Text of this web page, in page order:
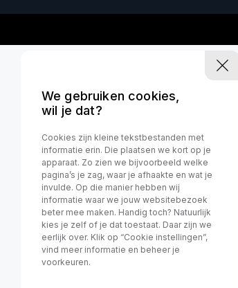
We gebruiken cookies,
wil je dat?
Cookies zijn kleine tekstbestanden met
informatie erin. Die plaatsen we kort op je
apparaat. Zo zien we bijvoorbeeld welke
pagina’s je zag, waar je afhaakte en wat je
invulde. Op die manier hebben wij
informatie waar we jouw websitebezoek
beter mee maken. Handig toch? Natuurlijk
kies je zelf of je dat toestaat. Daar zijn we
eerlijk over. Klik op “Cookie instellingen”,
vind meer informatie en beheer je
voorkeuren.